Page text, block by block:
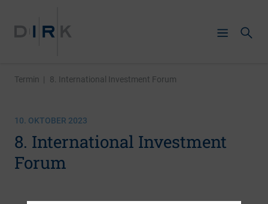
Termin | 8. International Investment Forum
10. OKTOBER 2023
8. International Investment
Forum